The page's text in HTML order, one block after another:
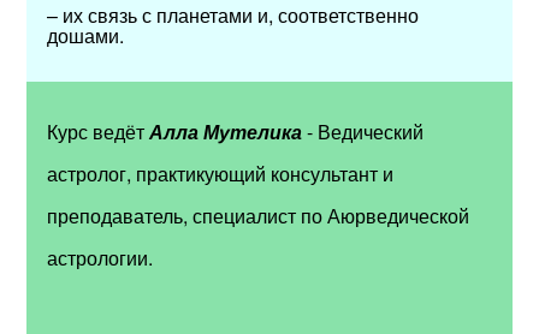
– их связь с планетами и, соответственно
дошами.
Курс ведётАлла Мутелика- Ведический
астролог, практикующий консультант и
преподаватель, специалист по Аюрведической
астрологии.